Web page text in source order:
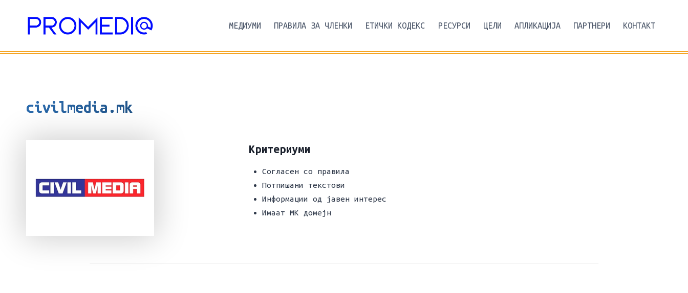
content
МЕДИУМИ ПРАВИЛА ЗА ЧЛЕНКИ ЕТИЧКИ КОДЕКС РЕСУРСИ ЦЕЛИ АПЛИКАЦИЈА ПАРТНЕРИ КОНТАКТ
civilmedia.mk
Критериуми
Согласен со правила
Потпишани текстови
Информации од јавен интерес
Имаат МК домејн